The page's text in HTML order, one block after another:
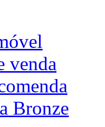
venda
Bronze